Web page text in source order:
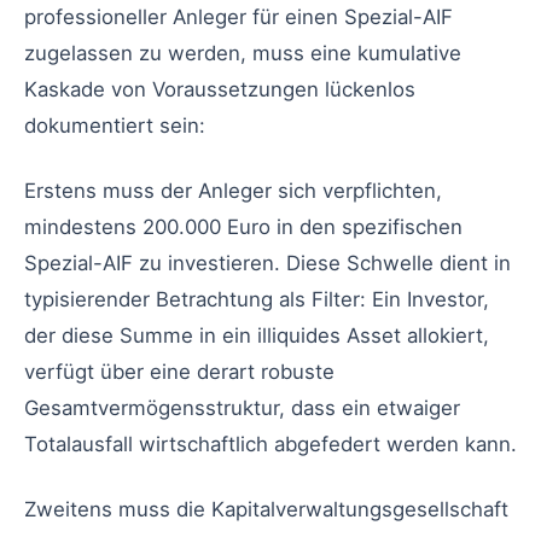
professioneller Anleger für einen Spezial-AIF
zugelassen zu werden, muss eine kumulative
Kaskade von Voraussetzungen lückenlos
dokumentiert sein:
Erstens muss der Anleger sich verpflichten,
mindestens 200.000 Euro in den spezifischen
Spezial-AIF zu investieren. Diese Schwelle dient in
typisierender Betrachtung als Filter: Ein Investor,
der diese Summe in ein illiquides Asset allokiert,
verfügt über eine derart robuste
Gesamtvermögensstruktur, dass ein etwaiger
Totalausfall wirtschaftlich abgefedert werden kann.
Zweitens muss die Kapitalverwaltungsgesellschaft